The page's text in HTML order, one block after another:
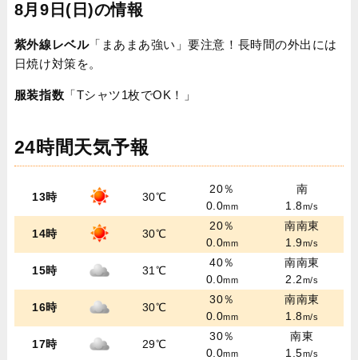
8月9日(日)の情報
紫外線レベル「まあまあ強い」要注意！長時間の外出には
日焼け対策を。
服装指数 「Tシャツ1枚でOK！」
24時間天気予報
13時 30℃
20％
0.0mm
南
1.8m/s
14時 30℃
20％
0.0mm
南南東
1.9m/s
15時 31℃
40％
0.0mm
南南東
2.2m/s
16時 30℃
30％
0.0mm
南南東
1.8m/s
17時 29℃
30％
0.0mm
南東
1.5m/s